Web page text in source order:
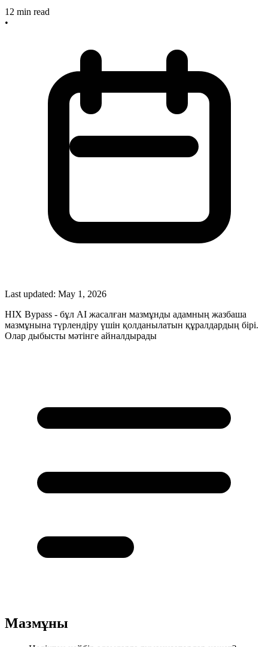
12 min read
•
Last updated: May 1, 2026
HIX Bypass - бұл AI жасалған мазмұнды адамның жазбаша
мазмұнына түрлендіру үшін қолданылатын құралдардың бірі.
Олар дыбысты мәтінге айналдырады
Мазмұны